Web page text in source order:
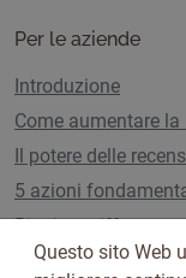
Per le aziende
Introduzione
Come aumentare
Il potere delle
5 azioni
Piani e tariffe
Questo sito Web